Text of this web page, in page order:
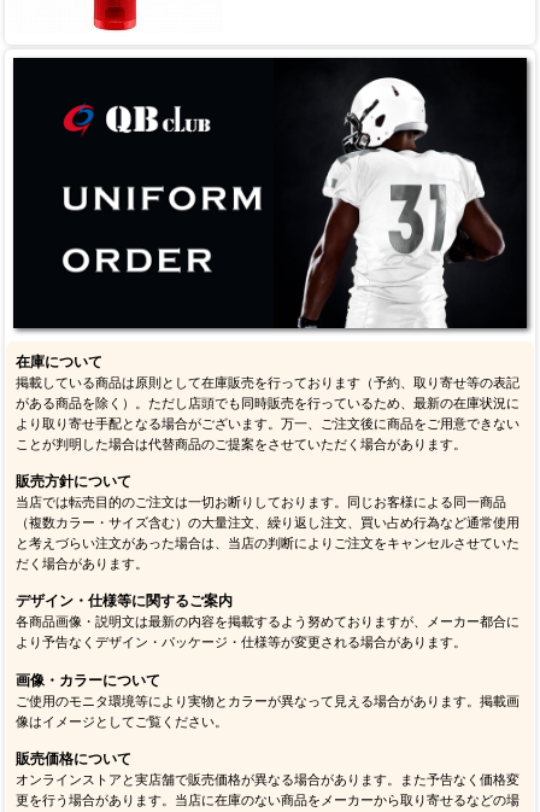
在庫について
掲載している商品は原則として在庫販売を行っております（予約、取り寄せ等の表記
がある商品を除く）。ただし店頭でも同時販売を行っているため、最新の在庫状況に
より取り寄せ手配となる場合がございます。万一、ご注文後に商品をご用意できない
ことが判明した場合は代替商品のご提案をさせていただく場合があります。
販売方針について
当店では転売目的のご注文は一切お断りしております。同じお客様による同一商品
（複数カラー・サイズ含む）の大量注文、繰り返し注文、買い占め行為など通常使用
と考えづらい注文があった場合は、当店の判断によりご注文をキャンセルさせていた
だく場合があります。
デザイン・仕様等に関するご案内
各商品画像・説明文は最新の内容を掲載するよう努めておりますが、メーカー都合に
より予告なくデザイン・パッケージ・仕様等が変更される場合があります。
画像・カラーについて
ご使用のモニタ環境等により実物とカラーが異なって見える場合があります。掲載画
像はイメージとしてご覧ください。
販売価格について
オンラインストアと実店舗で販売価格が異なる場合があります。また予告なく価格変
更を行う場合があります。当店に在庫のない商品をメーカーから取り寄せるなどの場